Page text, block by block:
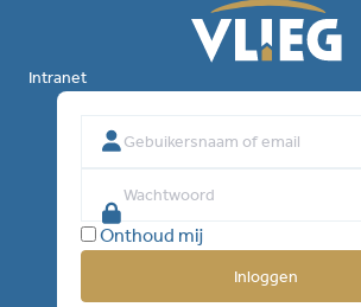
Intranet
Onthoud mij